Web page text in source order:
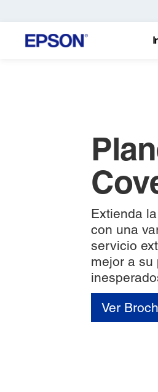
Extienda
con una
servicio
mejor a su
Ver